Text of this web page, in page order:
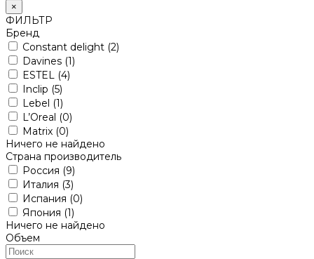
×
ФИЛЬТР
Бренд
Constant delight (2)
Davines (1)
ESTEL
(4)
Inclip (5)
Lebel (1)
L’Oreal (0)
Matrix (0)
Ничего не найдено
Страна производитель
Россия (9)
Италия (3)
Испания (0)
Япония (1)
Ничего не найдено
Объем